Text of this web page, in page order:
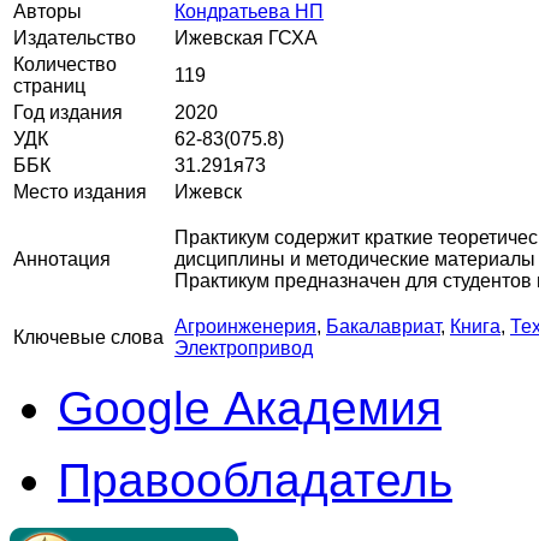
Авторы
Кондратьева НП
Издательство
Ижевская ГСХА
Количество
страниц
119
Год издания
2020
УДК
62-83(075.8)
ББК
31.291я73
Место издания
Ижевск
Аннотация
Практикум содержит краткие
дисциплины и методические
Практикум предназначен для
Ключевые слова
Агроинженерия, Бакалавриат, Книга,
Электропривод
Google Академия
Правообладатель